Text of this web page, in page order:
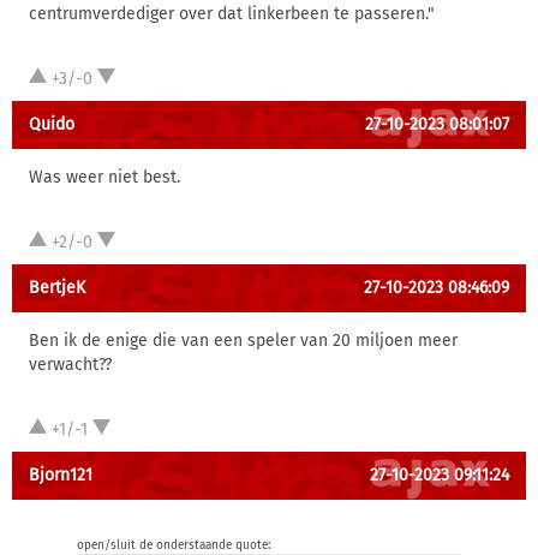
centrumverdediger over dat linkerbeen te passeren."
+3/-0
Quido 27-10-2023 08:01:07
Was weer niet best.
+2/-0
BertjeK 27-10-2023 08:46:09
Ben ik de enige die van een speler van 20 miljoen meer
verwacht??
+1/-1
Bjorn121 27-10-2023 09:11:24
open/sluit de onderstaande quote: